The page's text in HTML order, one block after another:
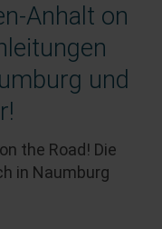
Anhalt on
und
the Road! Die
in Naumburg